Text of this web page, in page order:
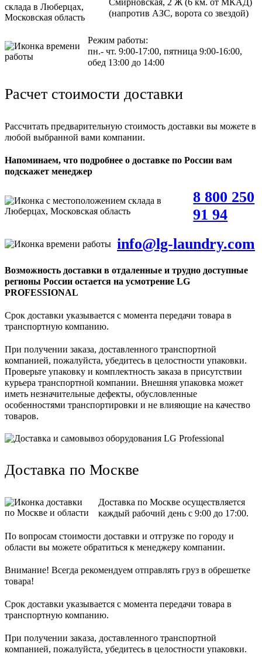
(напротив АЗС, ворота со звездой)
Режим работы:
пн.- чт. 9:00-17:00, пятница 9:00-16:00,
обед 13:00 до 14:00
Расчет стоимости доставки
Рассчитать предварительную стоимость доставки вы можете в
любой выбранной вами компании.
Напоминаем, что подробнее о доставке по России вам
подскажет менеджер
8 800 250
91 94
info@lg-laundry.com
Возможность доставки в отдаленные и трудно доступные
регионы России остается на усмотрение LG
PROFESSIONAL
Срок доставки указывается с момента передачи товара в
транспортную компанию.
При получении заказа, доставленного транспортной
компанией, пожалуйста, убедитесь в целостности упаковки.
Проверьте упаковку и комплектность заказа в присутствии
курьера транспортной компании. Внешняя упаковка может
иметь незначительные дефекты, обусловленные
особенностями транспортировки и не влияющие на качество
товаров.
Доставка по Москве
Доставка по Москве осуществляется
каждый рабочий день с 9:00 до 17:00.
По вопросам стоимости доставки и отгрузке по городу и
области вы можете обратиться к менеджеру компании.
Внимание! Всегда рекомендуем отправлять груз в обрешетке
товара!
Срок доставки указывается с момента передачи товара в
транспортную компанию.
При получении заказа, доставленного транспортной
компанией, пожалуйста, убедитесь в целостности упаковки.